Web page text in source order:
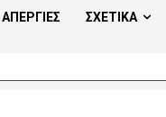
ΑΠΕΡΓΙΕΣ ΣΧΕΤΙΚΑ